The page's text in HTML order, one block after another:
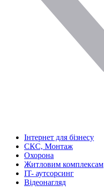
Інтернет для бізнесу
СКС, Монтаж
Охорона
Житловим комплексам
IT- аутсорсинг
Відеонагляд